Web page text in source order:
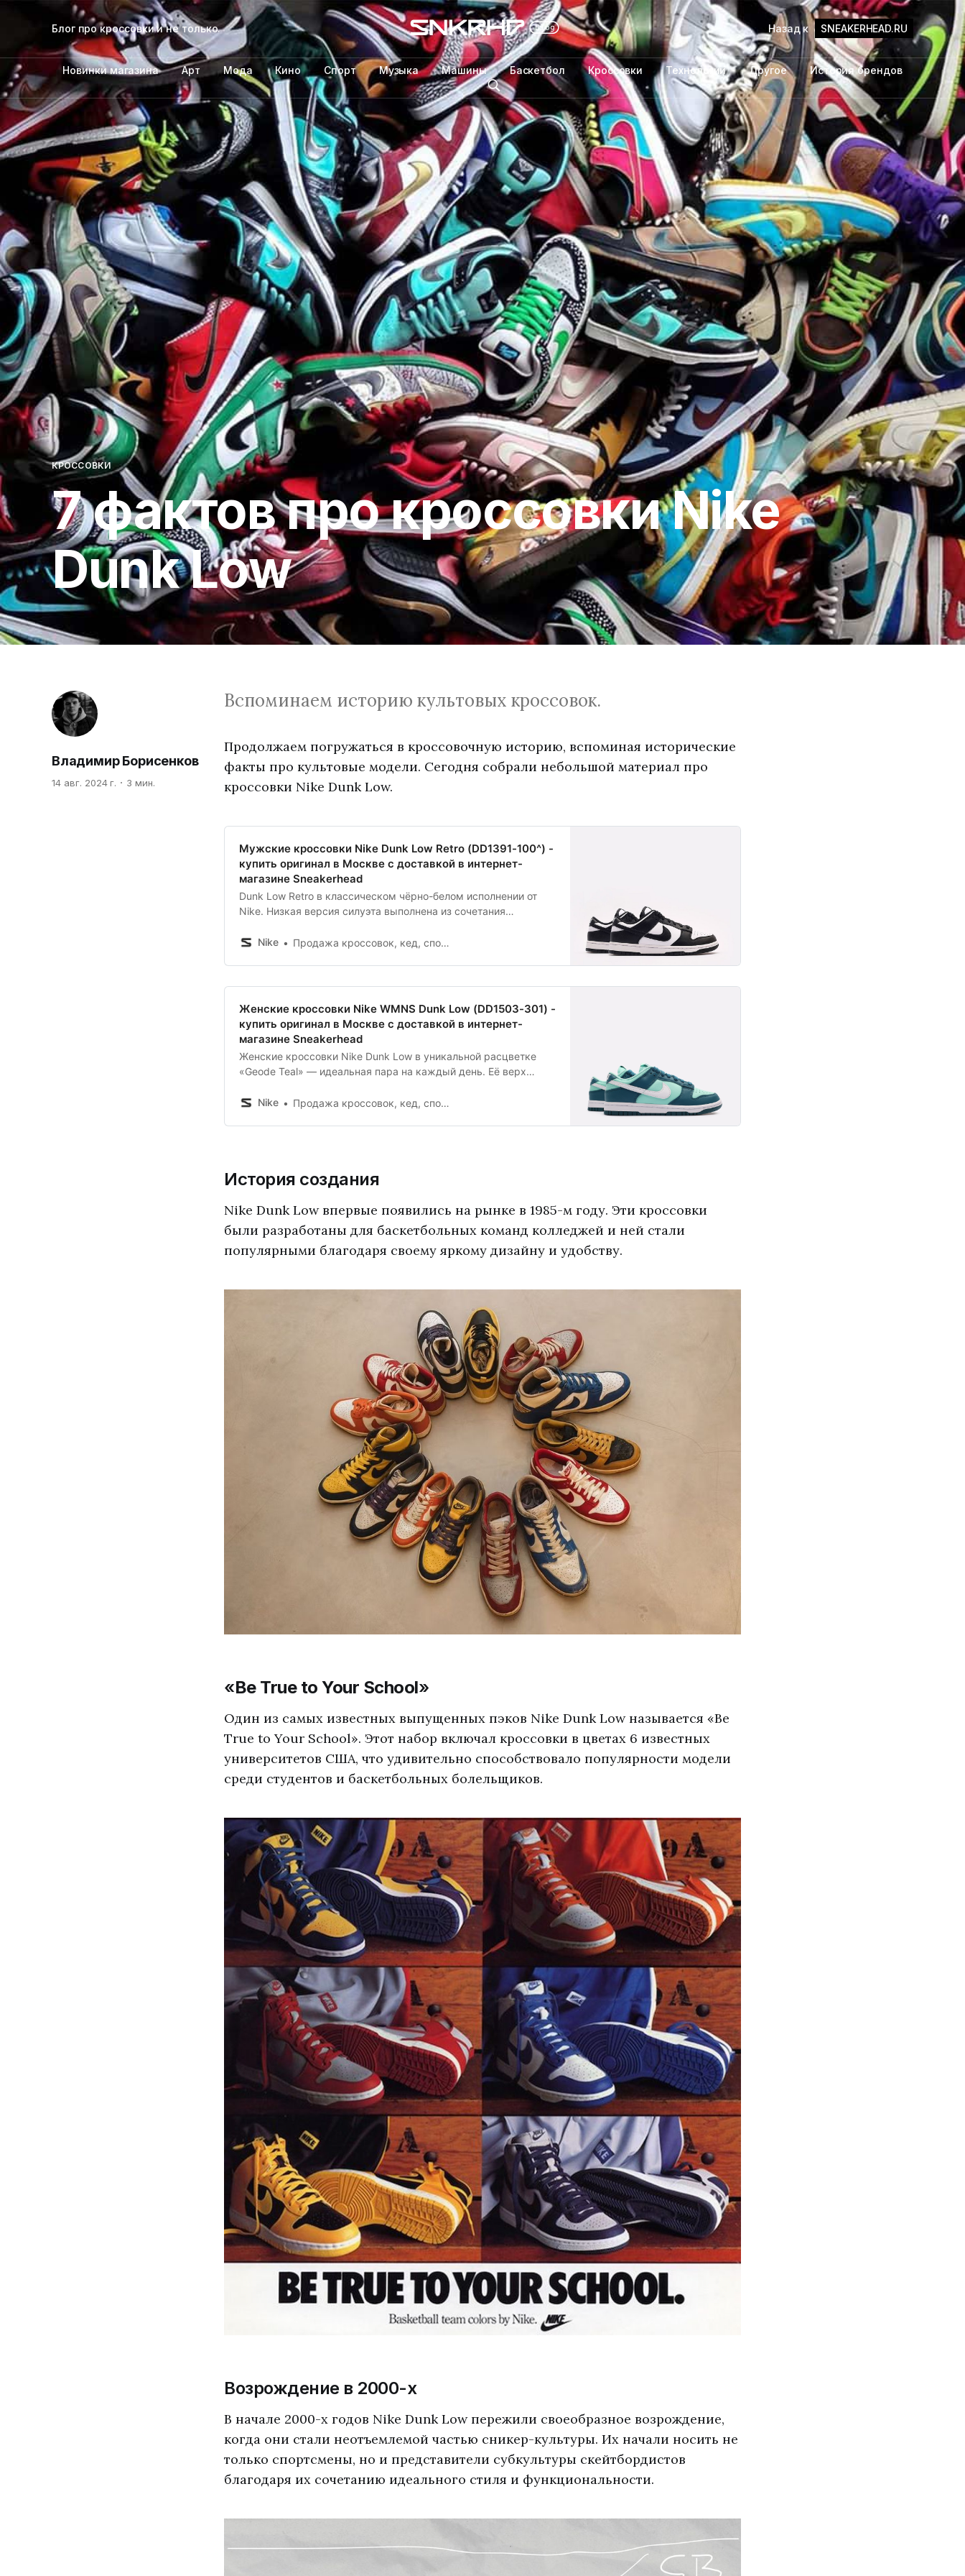
Блог про кроссовки и не только.
Новинки магазина Арт Мода Кино Спорт Музыка Машины Баскетбол Кроссовки Технологии Другое История брендов
Назад к SNEAKERHEAD.RU
КРОССОВКИ
7 фактов про кроссовки Nike
Dunk Low
Владимир Борисенков
14 авг. 2024 г. 3 мин.
Вспоминаем историю культовых кроссовок.
Продолжаем погружаться в кроссовочную историю, вспоминая исторические
факты про культовые модели. Сегодня собрали небольшой материал про
кроссовки Nike Dunk Low.
Мужские кроссовки Nike Dunk Low Retro (DD1391-100^) -
купить оригинал в Москве с доставкой в интернет-
магазине Sneakerhead
Dunk Low Retro в классическом чёрно-белом исполнении от
Nike. Низкая версия силуэта выполнена из сочетания
Перфорация в области пальцев отвечает за
Nike Продажа кроссовок, кед, спортивной обуви и одежды в интернет магазине Sneakerhead
Женские кроссовки Nike WMNS Dunk Low (DD1503-301) -
купить оригинал в Москве с доставкой в интернет-
магазине Sneakerhead
Женские кроссовки Nike Dunk Low в уникальной расцветке
«Geode Teal» — идеальная пара на каждый день. Её верх
цветов. Откройте раздел Nike на официальном сайте
Nike Продажа кроссовок, кед, спортивной обуви и одежды в интернет магазине Sneakerhead
История создания
Nike Dunk Low впервые появились на рынке в 1985-м году. Эти кроссовки
были разработаны для баскетбольных команд колледжей и ней стали
популярными благодаря своему яркому дизайну и удобству.
«Be True to Your School»
Один из самых известных выпущенных пэков Nike Dunk Low называется «Be
True to Your School». Этот набор включал кроссовки в цветах 6 известных
университетов США, что удивительно способствовало популярности модели
среди студентов и баскетбольных болельщиков.
Возрождение в 2000-х
В начале 2000-х годов Nike Dunk Low пережили своеобразное возрождение,
когда они стали неотъемлемой частью сникер-культуры. Их начали носить не
только спортсмены, но и представители субкультуры скейтбордистов
благодаря их сочетанию идеального стиля и функциональности.